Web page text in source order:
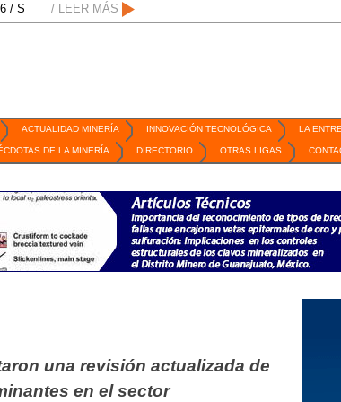
SLP // Mexico Mining Forum / 2 de septiembre de 2026 /
/ LEER MÁS
ACTUALIDAD MINERÍA INNOVACIÓN TECNOLÓGICA LA
DE LA MINERÍA DIRECTORIO OTRAS LIGAS
una revisión actualizada de
en el sector